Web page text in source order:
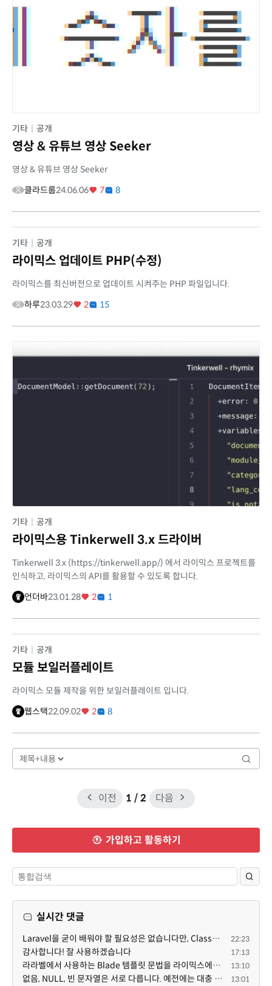
기타 공개
영상 & 유튜브 영상 Seeker
영상 & 유튜브 영상 Seeker
클라드룹24.06.06 7 8
기타 공개
라이믹스 업데이트 PHP(수정)
라이믹스를 최신버전으로 업데이트 시켜주는 PHP 파일입니다.
하루23.03.29 2 15
기타 공개
라이믹스용 Tinkerwell 3.x 드라이버
Tinkerwell 3.x (https://tinkerwell.app/) 에서 라이믹스 프로젝트를
인식하고, 라이믹스의 API를 활용할 수 있도록 합니다.
언더바23.01.28 2 1
기타 공개
모듈 보일러플레이트
라이믹스 모듈 제작을 위한 보일러플레이트 입니다.
웹스택22.09.02 2 8
이전 1 / 2 다음
가입하고 활동하기
실시간 댓글
Laravel을 굳이 배워야 할 필요성은 없습니다만, Class기반의 객체 지향 프로그래밍과, PSR-4라는 Composer... 22:23
감사합니다! 잘 사용하겠습니다 17:13
라라벨에서 사용하는 Blade 템플릿 문법을 라이믹스에서도 일부분 도입하였는데, 양쪽의 템플릿 매뉴얼 분량... 13:10
없음, NULL, 빈 문자열은 서로 다릅니다. 예전에는 대충 써도 서로 통용되었지만, 그것 때문에 버그나 보안... 13:01